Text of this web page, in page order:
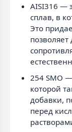
AISI316 —
сплав, в
Это
254 SMO
которой
добавки,
перед